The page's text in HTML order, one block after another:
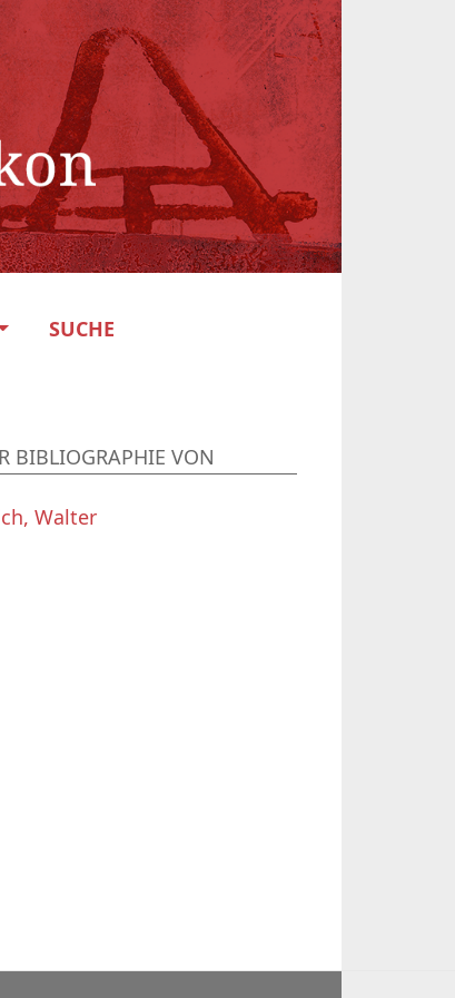
SUCHE
BIBLIOGRAPHIE VON
Walter